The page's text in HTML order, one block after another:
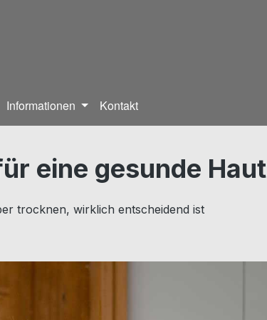
Informationen Kontakt
eine gesunde Haut
trocknen, wirklich entscheidend ist